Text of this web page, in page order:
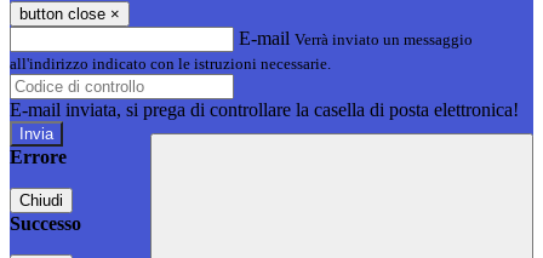
button close ×
E-mail Verrà inviato un messaggio
all'indirizzo indicato con le istruzioni necessarie.
E-mail inviata, si prega di controllare la casella di posta elettronica!
Errore
Chiudi
Successo